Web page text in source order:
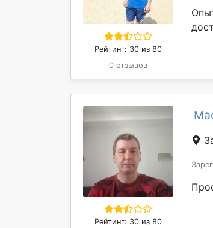
Рейтинг: 30 из 80
0 отзывов
Рейтинг: 30 из 80